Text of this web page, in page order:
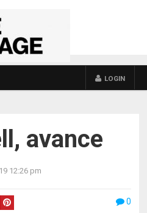
LOGIN
avance
12:26 pm
0